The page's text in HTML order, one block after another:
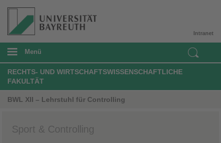
Intranet
Menü
RECHTS- UND WIRTSCHAFTSWISSENSCHAFTLICHE
FAKULTÄT
BWL XII – Lehrstuhl für Controlling
Sport & Controlling